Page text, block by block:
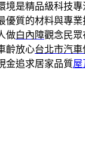
境是精品級科技
優質的材料與專
做白內障觀念民眾
齡放心台北市汽車
金追求居家品質屋